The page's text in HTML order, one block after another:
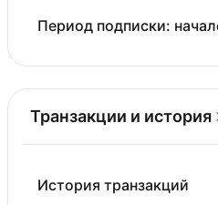
Период подписки:
Транзакции и история
История транзакций